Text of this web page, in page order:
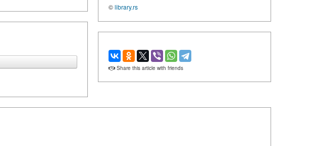
©library.rs
Share this article with friends